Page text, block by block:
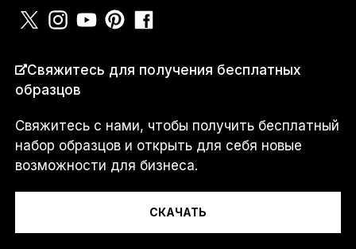
M
e
s
s
a
Э
Я...
Свяжитесь для получения бесплатных
образцов
Свяжитесь с нами, чтобы получить бесплатный
набор образцов и открыть для себя новые
возможности для бизнеса.
СКАЧАТЬ